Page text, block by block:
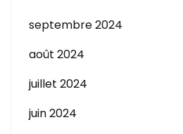
septembre 2024
août 2024
juillet 2024
juin 2024